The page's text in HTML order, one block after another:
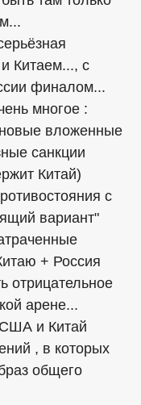
Китаем..., с
финалом...
многое :
вложенные
санкции
Китай)
с
вариант"
+ Россия
отрицательное
арене...
и Китай
, в которых
общего